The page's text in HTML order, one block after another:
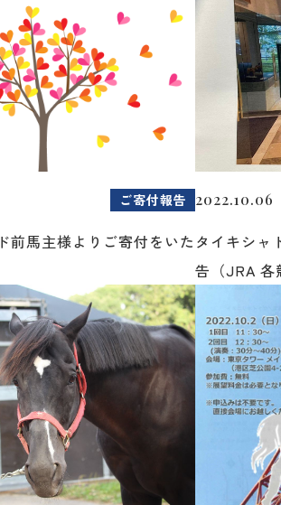
ご寄付報告
前馬主様よりご寄付をいた
2022.10.06
タイキシ
告（JRA 各